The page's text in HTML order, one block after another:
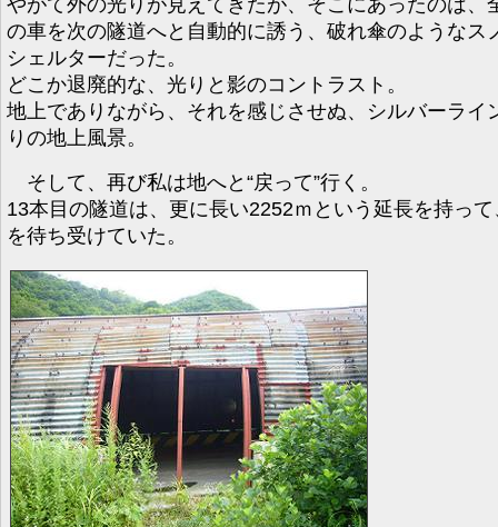
の車を次の隧道へと自動的に誘う、破れ傘のようなス
シェルターだった。
どこか退廃的な、光りと影のコントラスト。
地上でありながら、それを感じさせぬ、シルバーライ
りの地上風景。
そして、再び私は地へと“戻って”行く。
13本目の隧道は、更に長い2252ｍという延長を持って
を待ち受けていた。